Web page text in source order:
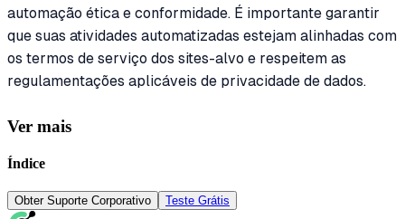
automação ética e conformidade. É importante garantir
que suas atividades automatizadas estejam alinhadas com
os termos de serviço dos sites-alvo e respeitem as
regulamentações aplicáveis de privacidade de dados.
Ver mais
Índice
Obter Suporte Corporativo Teste Grátis